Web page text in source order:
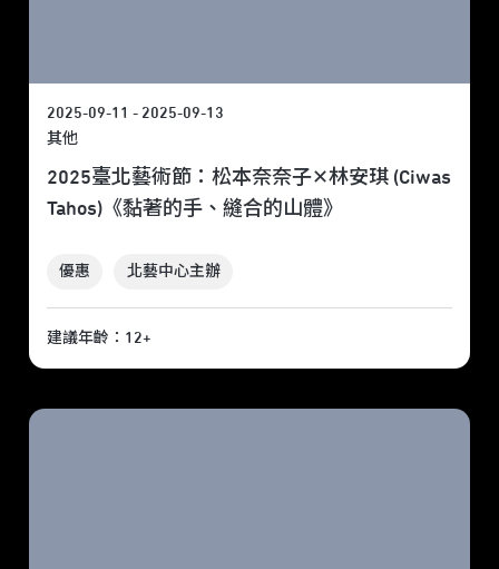
2025-09-11 - 2025-09-13
其他
2025臺北藝術節：松本奈奈子✕林安琪 (Ciwas
Tahos)《黏著的手、縫合的山體》
優惠 北藝中心主辦
建議年齡：12+